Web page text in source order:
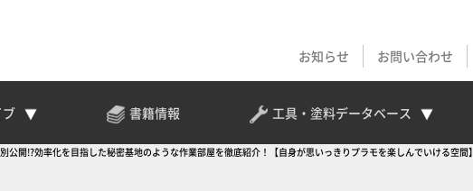
お知らせ
お問い合わせ
書籍情報 工具・塗料データベース
公開!?効率化を目指した秘密基地のような作業部屋を徹底紹介！【自身が思いっきりプラモを楽しんでいける空間】